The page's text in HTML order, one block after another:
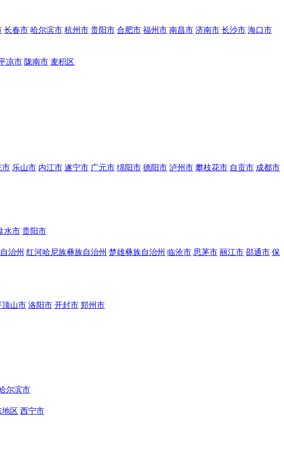
长春市 哈尔滨市 杭州市 贵阳市 合肥市 福州市 南昌市 济南市 长沙市 海口市
凉市 陇南市 麦积区
市 乐山市 内江市 遂宁市 广元市 绵阳市 德阳市 泸州市 攀枝花市 自贡市 成都市
水市 贵阳市
治州 红河哈尼族彝族自治州 楚雄彝族自治州 临沧市 思茅市 丽江市 邵通市 保
顶山市 洛阳市 开封市 郑州市
尔滨市
地区 西宁市